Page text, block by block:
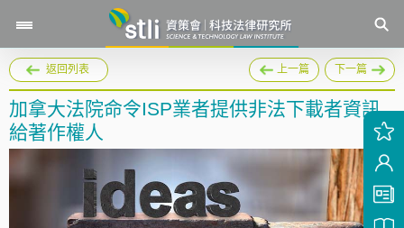
返回列表 上一篇 下一篇
加拿大法院命令ISP業者提供非法下載者資訊
給著作權人